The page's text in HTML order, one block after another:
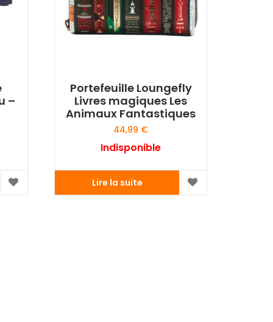
–
Portefeuille Loungefly
Livres magiques Les
Animaux Fantastiques
44,99 €
Indisponible
Lire la suite